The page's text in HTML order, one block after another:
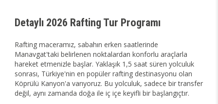
Detaylı 2026 Rafting Tur Programı
Rafting maceramız, sabahın erken saatlerinde
Manavgat'taki belirlenen noktalardan konforlu araçlarla
hareket etmenizle başlar. Yaklaşık 1,5 saat süren yolculuk
sonrası, Türkiye'nin en popüler rafting destinasyonu olan
Köprülü Kanyon'a varıyoruz. Bu yolculuk, sadece bir transfer
değil, aynı zamanda doğa ile iç içe keyifli bir başlangıçtır.